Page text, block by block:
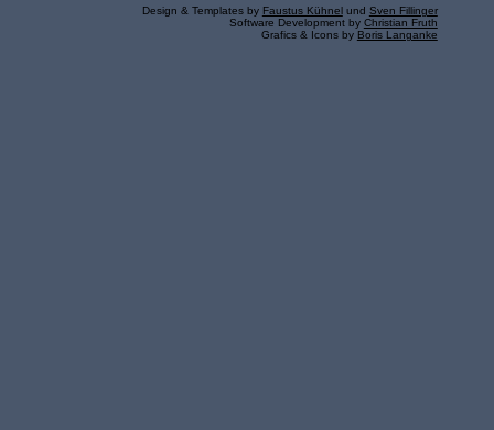
Design & Templates by Faustus Kühnel und Sven Fillinger
Software Development by Christian Fruth
Grafics & Icons by Boris Langanke